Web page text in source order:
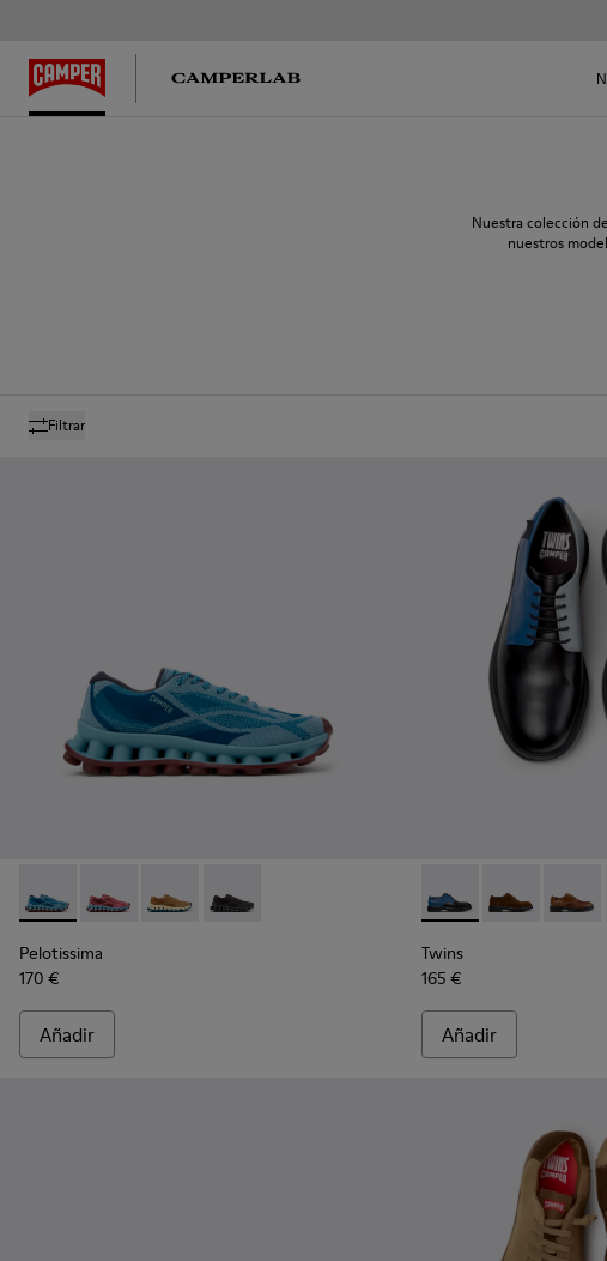
Nuestra colección
nuestros
Filtrar
Pelotissima - K101109-011 - Zapatillas azules de materiales técnicos
Pelotissima - K101109-010
Pelotissima - K101109-007 - Zapatillas marrones de
Pelotissima - K101109-006 - Zapatillas
Pelotissima
170 €
Añadir
Twins - K100979-
Twins -Twins
Twins
165 €
Añadir